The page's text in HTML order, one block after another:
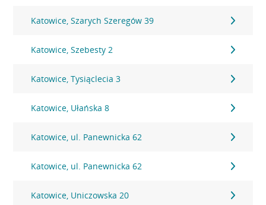
Katowice, Szarych Szeregów 39
Katowice, Szebesty 2
Katowice, Tysiąclecia 3
Katowice, Ułańska 8
Katowice, ul. Panewnicka 62
Katowice, ul. Panewnicka 62
Katowice, Uniczowska 20